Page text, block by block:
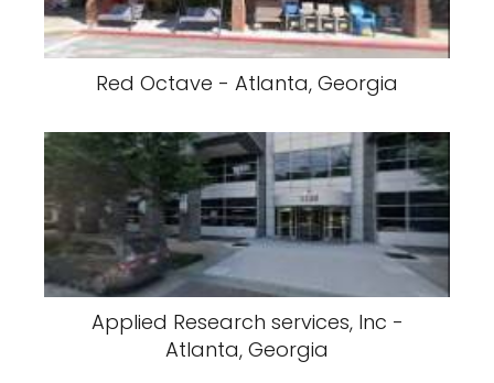
Red Octave - Atlanta, Georgia
Applied Research services, Inc -
Atlanta, Georgia